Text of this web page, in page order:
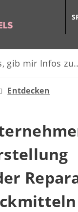
Entdecken